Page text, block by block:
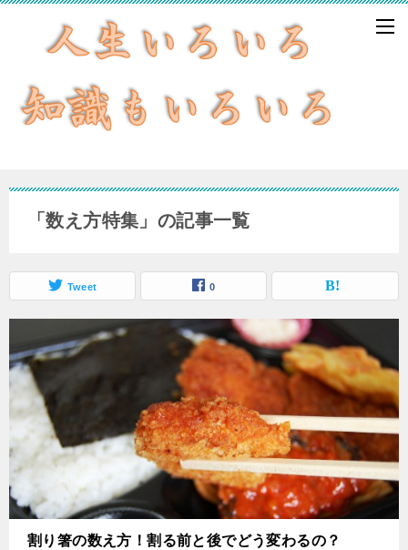
「数え方特集」の記事一覧
Tweet 0
割り箸の数え方！割る前と後でどう変わるの？